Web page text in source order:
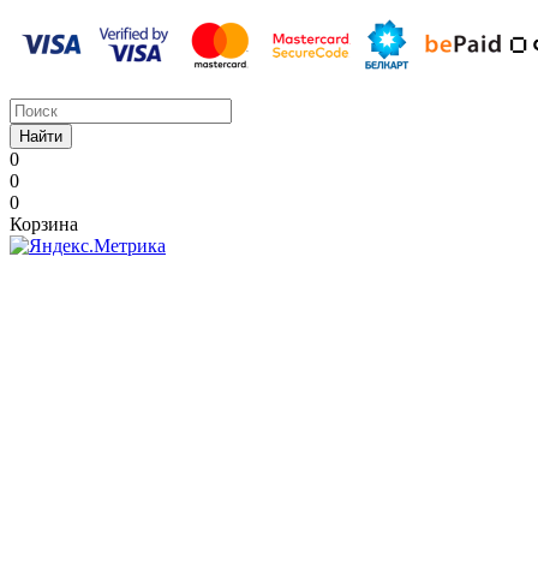
Найти
0
0
0
Корзина